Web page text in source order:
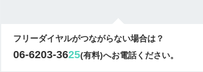
フリーダイヤルがつながらない場合は？
06-6203-3625(有料)へお電話ください。